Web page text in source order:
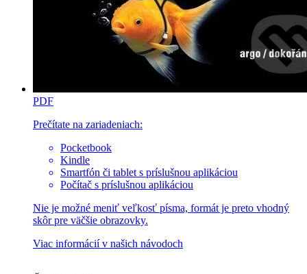
PDF
Prečítate na zariadeniach:
Pocketbook
Kindle
Smartfón či tablet s príslušnou aplikáciou
Počítač s príslušnou aplikáciou
Nie je možné meniť veľkosť písma, formát je preto vhodný
skôr pre väčšie obrazovky.
Viac informácií v našich návodoch